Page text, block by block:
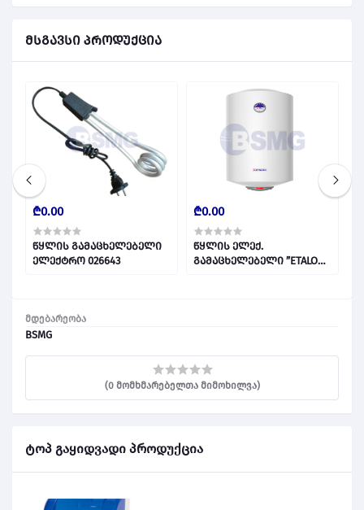
მდებარეობა
BSMG
(0 მომხმარებელთა მიმოხილვა)
ტოპ გაყიდვადი პროდუქცია
მსგავსი პროდუქცია
₾0.00
წყლის გამაცხელებელი
ელექტრო 026643
₾0.00
წყლის ელექ.
გამაცხელებელი ”ETALON”